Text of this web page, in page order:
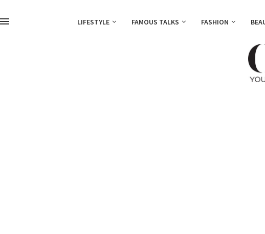
LIFESTYLE FAMOUS TALKS FASHION